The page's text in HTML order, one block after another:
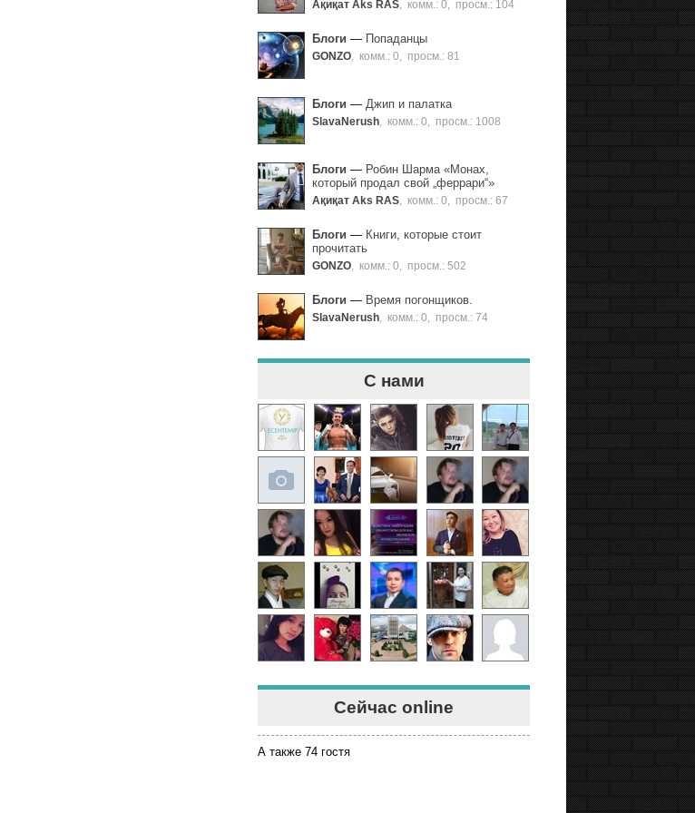
Ақиқат Aks RAS комм.: 0 просм.: 104
Блоги — Попаданцы
GONZO комм.: 0 просм.: 81
Блоги — Джип и палатка
SlavaNerush комм.: 0 просм.: 1008
Блоги — Робин Шарма «Монах,
который продал свой „феррари“»
Ақиқат Aks RAS комм.: 0 просм.: 67
Блоги — Книги, которые стоит
прочитать
GONZO комм.: 0 просм.: 502
Блоги — Время погонщиков.
SlavaNerush комм.: 0 просм.: 74
С нами
Сейчас online
А также 74 гостя